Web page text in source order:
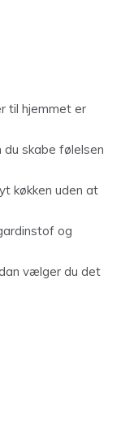
til hjemmet er
du skabe følelsen
køkken uden at
og
vælger du det